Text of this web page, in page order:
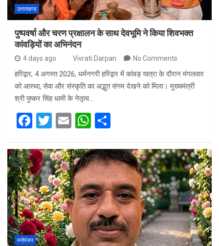
उत्तराखण्ड
पुष्पवर्षा और चरण प्रक्षालन के साथ देवभूमि ने किया शिवभक्त
कांवड़ियों का अभिनंदन
4 days ago Vivrati Darpan No Comments
हरिद्वार, 4 अगस्त 2026, धर्मनगरी हरिद्वार में कांवड़ यात्रा के दौरान मंगलवार
को आस्था, सेवा और संस्कृति का अद्भुत संगम देखने को मिला। मुख्यमंत्री
श्री पुष्कर सिंह धामी के नेतृत्व…
F
ce
b
o
o
k
T
tt
er
E
ail
W
at
s
A
p
p
ar
e
मनोरंजन